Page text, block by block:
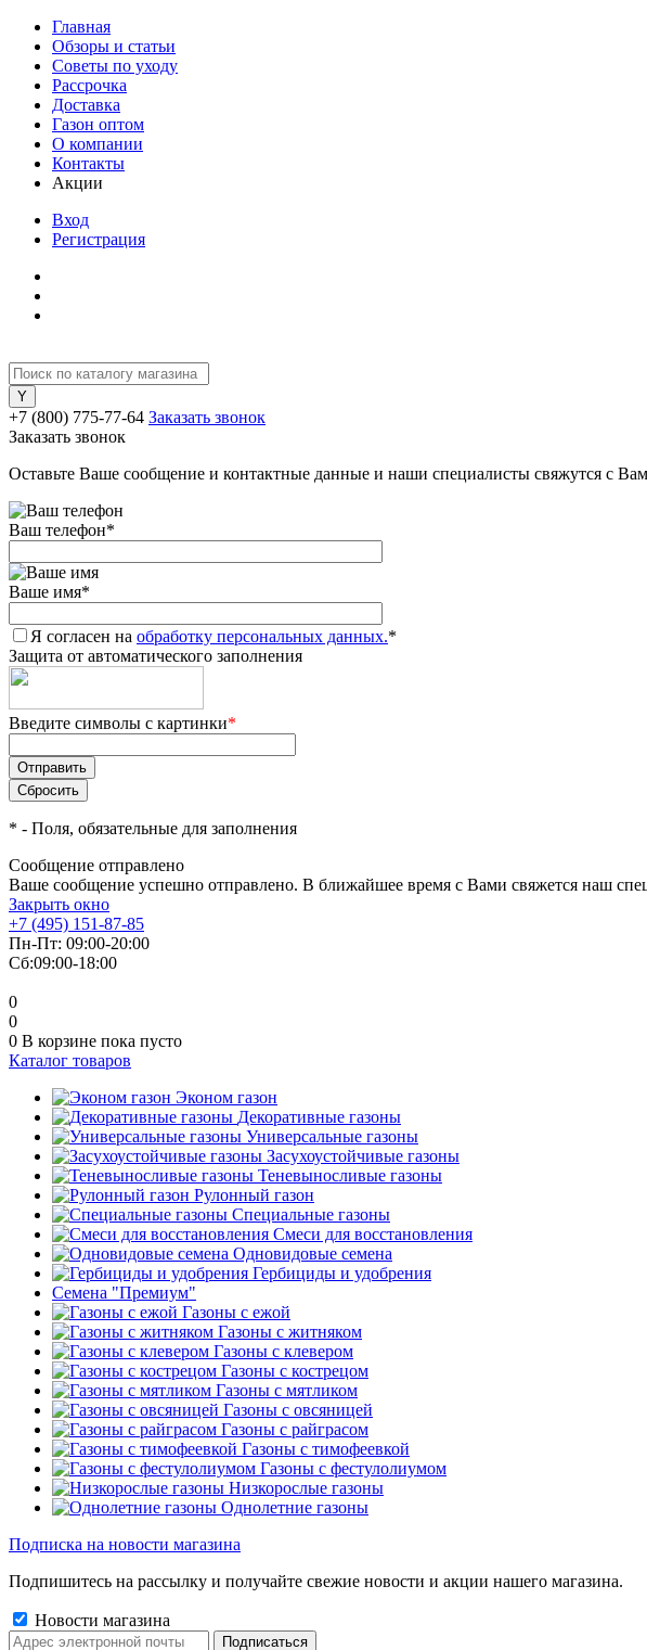
Главная
Обзоры и статьи
Советы по уходу
Рассрочка
Доставка
Газон оптом
О компании
Контакты
Акции
Вход
Регистрация
+7 (800) 775-77-64 Заказать звонок
Заказать звонок
Оставьте Ваше сообщение и контактные данные и наши специалисты свяжутся с
Ваш телефон*
Ваше имя*
Я согласен на обработку персональных данных.*
Защита от автоматического заполнения
Введите символы с картинки*
* - Поля, обязательные для заполнения
Сообщение отправлено
Ваше сообщение успешно отправлено. В ближайшее время с Вами свяжется наш
Закрыть окно
+7 (495) 151-87-85
Пн-Пт: 09:00-20:00
Сб:09:00-18:00
0
0
0 В корзине пока пусто
Каталог товаров
Эконом газон
Декоративные газоны
Универсальные газоны
Засухоустойчивые газоны
Теневыносливые газоны
Рулонный газон
Специальные газоны
Смеси для восстановления
Одновидовые семена
Гербициды и удобрения
Cемена "Премиум"
Газоны с ежой
Газоны с житняком
Газоны с клевером
Газоны с кострецом
Газоны с мятликом
Газоны с овсяницей
Газоны с райграсом
Газоны с тимофеевкой
Газоны с фестулолиумом
Низкорослые газоны
Однолетние газоны
Подписка на новости магазина
Подпишитесь на рассылку и получайте свежие новости и акции нашего магазина.
Новости магазина